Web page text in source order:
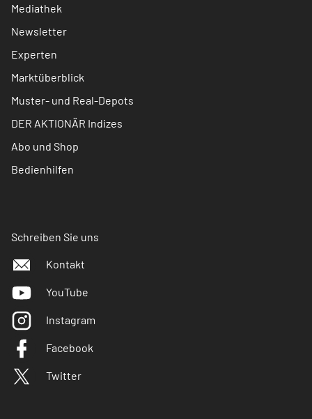
Mediathek
Newsletter
Experten
Marktüberblick
Muster- und Real-Depots
DER AKTIONÄR Indizes
Abo und Shop
Bedienhilfen
Schreiben Sie uns
Kontakt
YouTube
Instagram
Facebook
Twitter